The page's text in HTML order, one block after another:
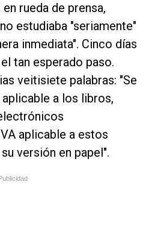
rueda de prensa,
estudiaba "seriamente"
inmediata". Cinco días
tan esperado paso.
veitisiete palabras: "Se
a los libros,
aplicable a estos
versión en papel".